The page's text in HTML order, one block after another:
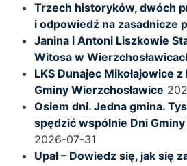
Trzech historyków, dwóch
i odpowiedź na zasadnicze
Janina i Antoni Liszkowie
Witosa w
LKS Dunajec Mikołajowice
Gminy Wierzchosławice
Osiem dni. Jedna gmina.
spędzić wspólnie Dni
2026-07-31
Upał – Dowiedz się, jak się